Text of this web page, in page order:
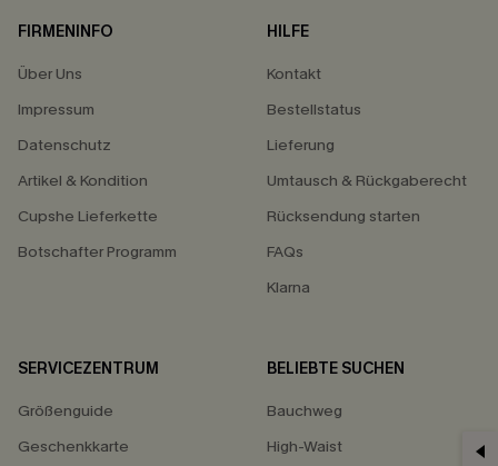
FIRMENINFO
Über Uns
Impressum
Datenschutz
Artikel & Kondition
Cupshe Lieferkette
Botschafter Programm
HILFE
Kontakt
Bestellstatus
Lieferung
Umtausch & Rückgaberecht
Rücksendung starten
FAQs
Klarna
SERVICEZENTRUM
Größenguide
Geschenkkarte
BELIEBTE SUCHEN
Bauchweg
High-Waist